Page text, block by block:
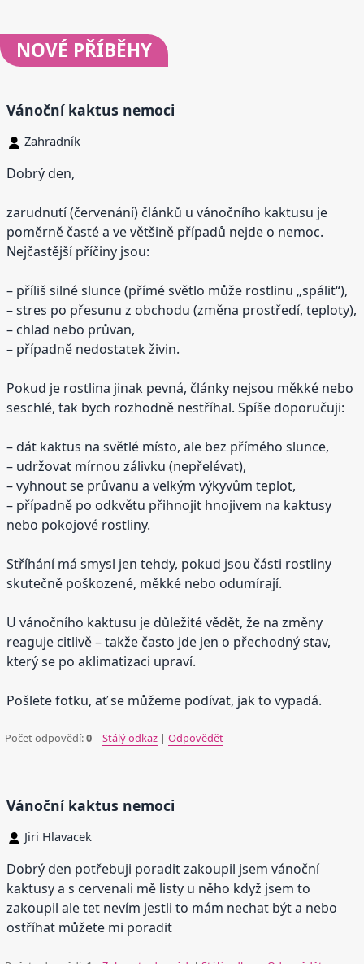
NOVÉ PŘÍBĚHY
Vánoční kaktus nemoci
Zahradník
Dobrý den,
zarudnutí (červenání) článků u vánočního kaktusu je
poměrně časté a ve většině případů nejde o nemoc.
Nejčastější příčiny jsou:
– příliš silné slunce (přímé světlo může rostlinu „spálit“),
– stres po přesunu z obchodu (změna prostředí, teploty),
– chlad nebo průvan,
– případně nedostatek živin.
Pokud je rostlina jinak pevná, články nejsou měkké nebo
seschlé, tak bych rozhodně nestříhal. Spíše doporučuji:
– dát kaktus na světlé místo, ale bez přímého slunce,
– udržovat mírnou zálivku (nepřelévat),
– vyhnout se průvanu a velkým výkyvům teplot,
– případně po odkvětu přihnojit hnojivem na kaktusy
nebo pokojové rostliny.
Stříhání má smysl jen tehdy, pokud jsou části rostliny
skutečně poškozené, měkké nebo odumírají.
U vánočního kaktusu je důležité vědět, že na změny
reaguje citlivě – takže často jde jen o přechodný stav,
který se po aklimatizaci upraví.
Pošlete fotku, ať se můžeme podívat, jak to vypadá.
Počet odpovědí:0 |Stálý odkaz |Odpovědět
Vánoční kaktus nemoci
Jiri Hlavacek
Dobrý den potřebuji poradit zakoupil jsem vánoční
kaktusy a s cervenali mě listy u něho když jsem to
zakoupil ale tet nevím jestli to mám nechat být a nebo
ostříhat můžete mi poradit